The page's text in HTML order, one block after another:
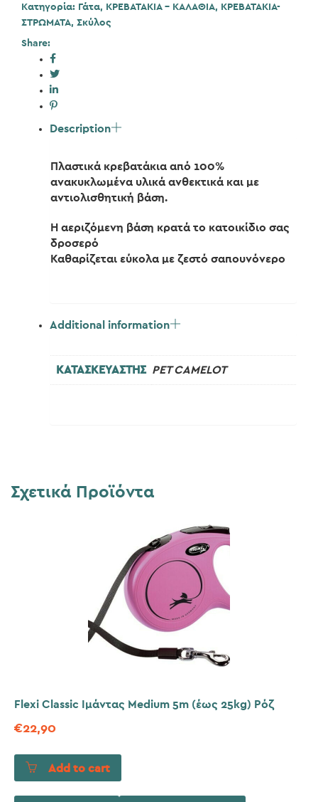
Κατηγορία: Γάτα, ΚΡΕΒΑΤΑΚΙΑ - ΚΑΛΑΘΙΑ, ΚΡΕΒΑΤΑΚΙΑ-
ΣΤΡΩΜΑΤΑ, Σκύλος
Share:
Description
Πλαστικά κρεβατάκια από 100%
ανακυκλωμένα υλικά ανθεκτικά και με
αντιολισθητική βάση.
Η αεριζόμενη βάση κρατά το κατοικίδιο σας
δροσερό
Καθαρίζεται εύκολα με ζεστό σαπουνόνερο
Additional information
ΚΑΤΑΣΚΕΥΑΣΤΗΣ PET CAMELOT
Σχετικά Προϊόντα
Flexi Classic Ιμάντας Medium 5m (έως 25kg) Ρόζ
€22,90
Add to cart